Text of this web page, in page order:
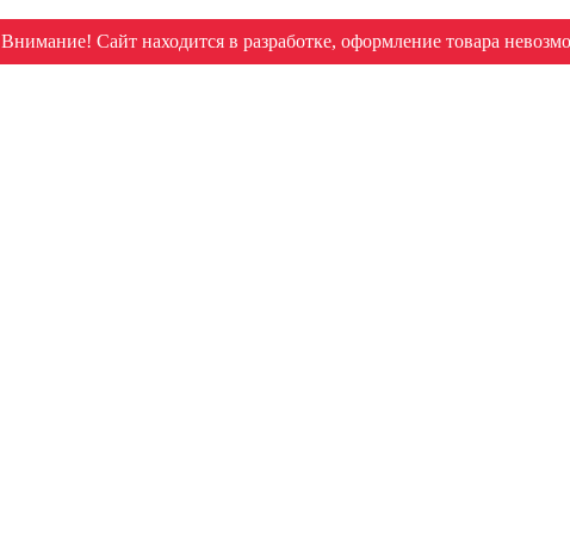
Внимание! Сайт находится в разработке, оформление товара